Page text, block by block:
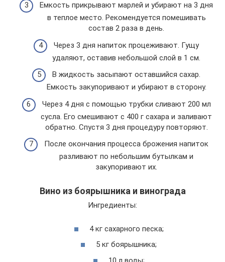
Емкость прикрывают марлей и убирают на 3 дня
в теплое место. Рекомендуется помешивать
состав 2 раза в день.
Через 3 дня напиток процеживают. Гущу
удаляют, оставив небольшой слой в 1 см.
В жидкость засыпают оставшийся сахар.
Емкость закупоривают и убирают в сторону.
Через 4 дня с помощью трубки сливают 200 мл
сусла. Его смешивают с 400 г сахара и заливают
обратно. Спустя 3 дня процедуру повторяют.
После окончания процесса брожения напиток
разливают по небольшим бутылкам и
закупоривают их.
Вино из боярышника и винограда
Ингредиенты:
4 кг сахарного песка;
5 кг боярышника;